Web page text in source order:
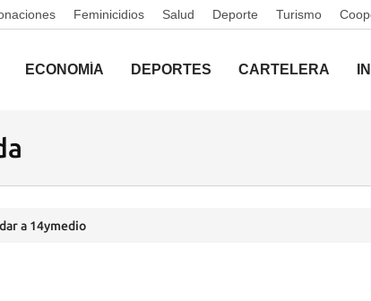
Feminicidios Salud Deporte Turismo
ECONOMÍA DEPORTES CARTELERA
a 14ymedio